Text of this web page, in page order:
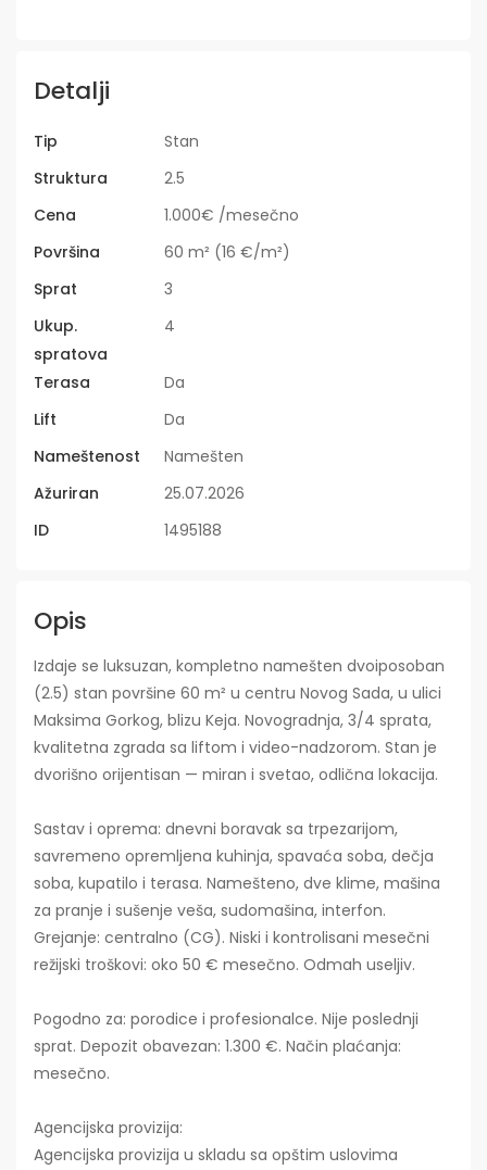
Detalji
Tip
Stan
Struktura
2.5
Cena
1.000€ /mesečno
Površina
60 m² (16 €/m²)
Sprat
3
Ukup.
spratova
4
Terasa
Da
Lift
Da
Nameštenost
Namešten
Ažuriran
25.07.2026
ID
1495188
Opis
Izdaje se luksuzan, kompletno namešten dvoiposoban
(2.5) stan površine 60 m² u centru Novog Sada, u ulici
Maksima Gorkog, blizu Keja. Novogradnja, 3/4 sprata,
kvalitetna zgrada sa liftom i video-nadzorom. Stan je
dvorišno orijentisan — miran i svetao, odlična lokacija.
Sastav i oprema: dnevni boravak sa trpezarijom,
savremeno opremljena kuhinja, spavaća soba, dečja
soba, kupatilo i terasa. Namešteno, dve klime, mašina
za pranje i sušenje veša, sudomašina, interfon.
Grejanje: centralno (CG). Niski i kontrolisani mesečni
režijski troškovi: oko 50 € mesečno. Odmah useljiv.
Pogodno za: porodice i profesionalce. Nije poslednji
sprat. Depozit obavezan: 1.300 €. Način plaćanja:
mesečno.
Agencijska provizija:
Agencijska provizija u skladu sa opštim uslovima